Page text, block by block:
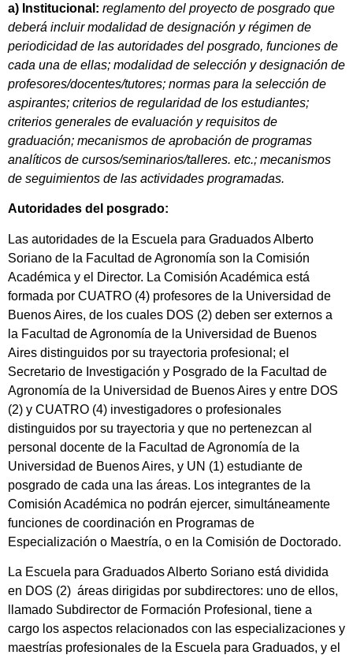
a) Institucional: reglamento del proyecto de posgrado que
deberá incluir modalidad de designación y régimen de
periodicidad de las autoridades del posgrado, funciones de
cada una de ellas; modalidad de selección y designación de
profesores/docentes/tutores; normas para la selección de
aspirantes; criterios de regularidad de los estudiantes;
criterios generales de evaluación y requisitos de
graduación; mecanismos de aprobación de programas
analíticos de cursos/seminarios/talleres. etc.; mecanismos
de seguimientos de las actividades programadas.
Autoridades del posgrado:
Las autoridades de la Escuela para Graduados Alberto
Soriano de la Facultad de Agronomía son la Comisión
Académica y el Director. La Comisión Académica está
formada por CUATRO (4) profesores de la Universidad de
Buenos Aires, de los cuales DOS (2) deben ser externos a
la Facultad de Agronomía de la Universidad de Buenos
Aires distinguidos por su trayectoria profesional; el
Secretario de Investigación y Posgrado de la Facultad de
Agronomía de la Universidad de Buenos Aires y entre DOS
(2) y CUATRO (4) investigadores o profesionales
distinguidos por su trayectoria y que no pertenezcan al
personal docente de la Facultad de Agronomía de la
Universidad de Buenos Aires, y UN (1) estudiante de
posgrado de cada una las áreas. Los integrantes de la
Comisión Académica no podrán ejercer, simultáneamente
funciones de coordinación en Programas de
Especialización o Maestría, o en la Comisión de Doctorado.
La Escuela para Graduados Alberto Soriano está dividida
en DOS (2) áreas dirigidas por subdirectores: uno de ellos,
llamado Subdirector de Formación Profesional, tiene a
cargo los aspectos relacionados con las especializaciones y
maestrías profesionales de la Escuela para Graduados, y el